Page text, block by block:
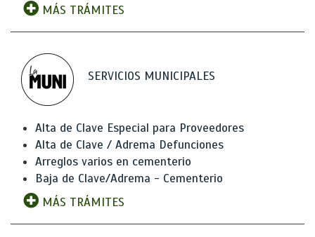
MÁS TRÁMITES
SERVICIOS MUNICIPALES
Alta de Clave Especial para Proveedores
Alta de Clave / Adrema Defunciones
Arreglos varios en cementerio
Baja de Clave/Adrema - Cementerio
MÁS TRÁMITES